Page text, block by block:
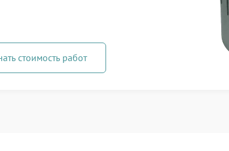
стоимость работ